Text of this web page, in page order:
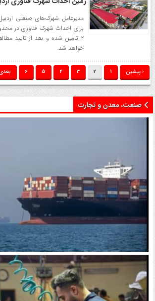
برای احداث شهرک فناوری در
۲ تامین شده و بعد از تایید
خواهد شد.
‹ پیشین 1
2
3
4
5
6
صنعت، معدن و تجارت
مصر وارد عمل شد/ سفر مقامات امنیتی
باب‌المندب